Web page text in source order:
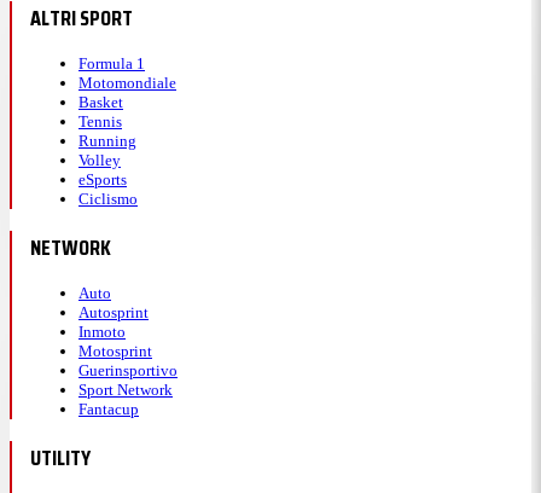
ALTRI SPORT
Formula 1
Motomondiale
Basket
Tennis
Running
Volley
eSports
Ciclismo
NETWORK
Auto
Autosprint
Inmoto
Motosprint
Guerinsportivo
Sport Network
Fantacup
UTILITY